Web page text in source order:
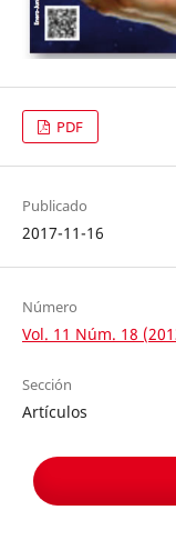
PDF
Publicado
2017-11-16
Número
Vol. 11 Núm. 18
Sección
Artículos